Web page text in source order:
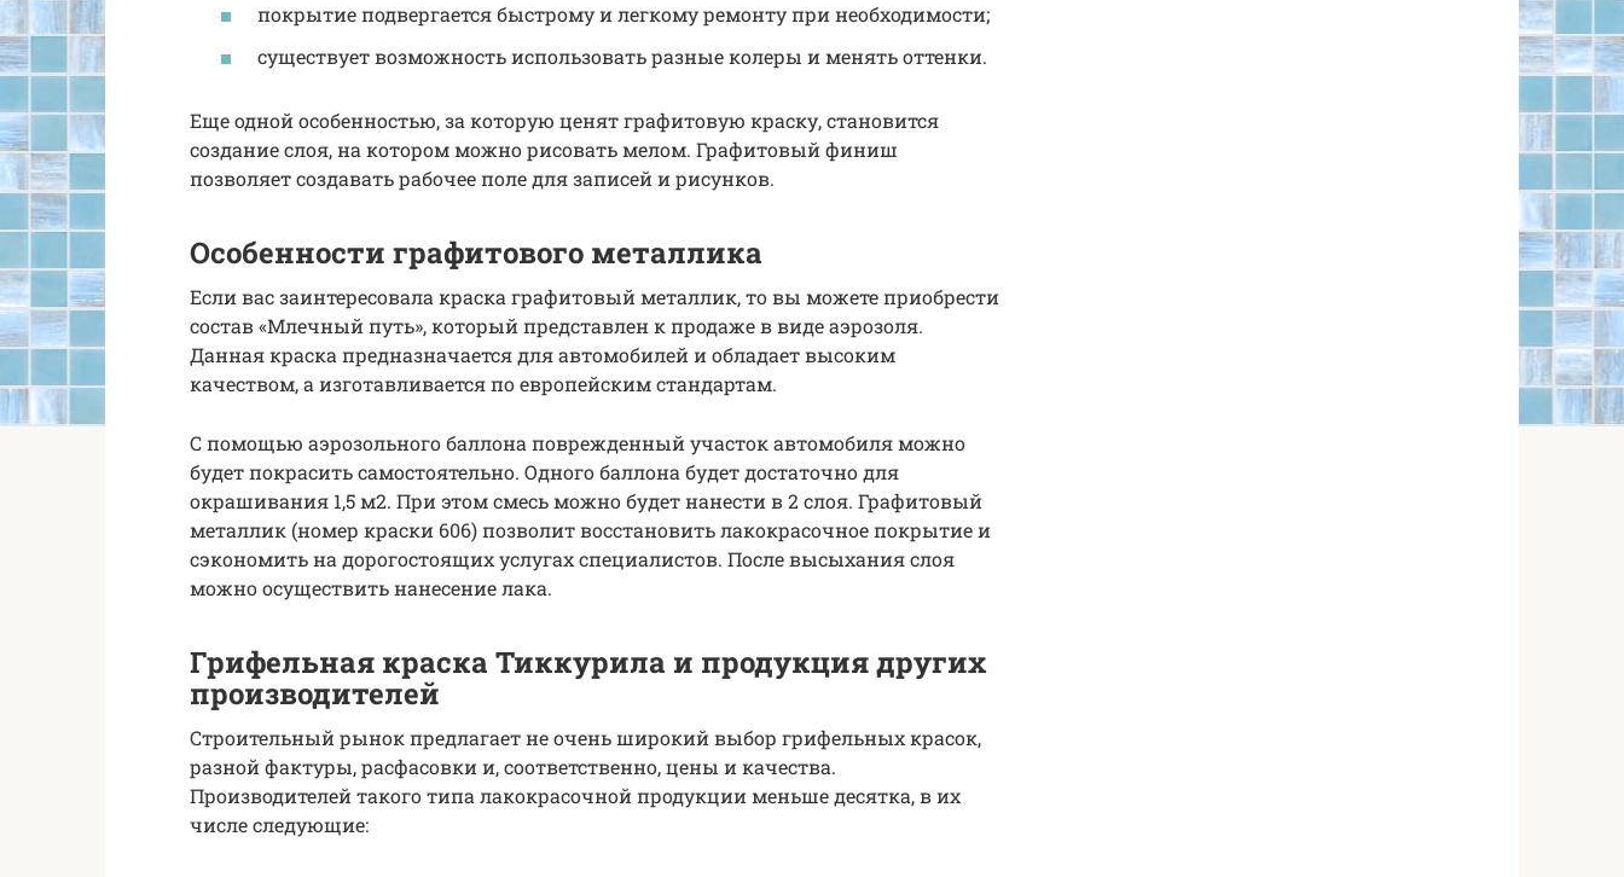
покрытие подвергается быстрому и легкому ремонту при необходимости;
существует возможность использовать разные колеры и менять оттенки.
Еще одной особенностью, за которую ценят графитовую краску, становится
создание слоя, на котором можно рисовать мелом. Графитовый финиш
позволяет создавать рабочее поле для записей и рисунков.
Особенности графитового металлика
Если вас заинтересовала краска графитовый металлик, то вы можете приобрести
состав «Млечный путь», который представлен к продаже в виде аэрозоля.
Данная краска предназначается для автомобилей и обладает высоким
качеством, а изготавливается по европейским стандартам.
С помощью аэрозольного баллона поврежденный участок автомобиля можно
будет покрасить самостоятельно. Одного баллона будет достаточно для
окрашивания 1,5 м2. При этом смесь можно будет нанести в 2 слоя. Графитовый
металлик (номер краски 606) позволит восстановить лакокрасочное покрытие и
сэкономить на дорогостоящих услугах специалистов. После высыхания слоя
можно осуществить нанесение лака.
Грифельная краска Тиккурила и продукция других
производителей
Строительный рынок предлагает не очень широкий выбор грифельных красок,
разной фактуры, расфасовки и, соответственно, цены и качества.
Производителей такого типа лакокрасочной продукции меньше десятка, в их
числе следующие: